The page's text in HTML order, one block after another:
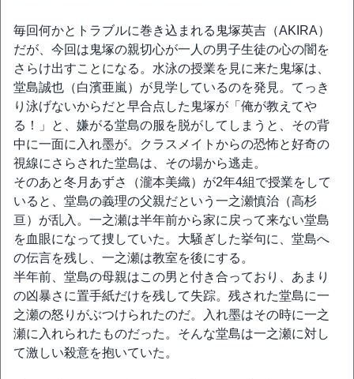
毎回何かとトラブルに巻き込まれる鬼塚英吉（AKIRA）
だが、今回は鬼塚の親切心が一人の男子生徒の心の闇を
さらけ出すことになる。水泳の授業を見に来た鬼塚は、
堂島誠也（白濱亜嵐）が見学しているのを発見。てっき
り泳げないからだと早合点した鬼塚が「俺が教えてや
る！」と、嫌がる堂島の服を脱がしてしまうと、その背
中に一面に入れ墨が。クラスメイトからの恐怖と好奇の
視線にさらされた堂島は、その場から逃走。
そのあと冬月あずさ（瀧本美織）が2年4組で授業をして
いると、堂島の義理の父親だという一之瀬慎治（高杉
亘）が乱入。一之瀬は半年前から家に戻って来ない堂島
を血眼になって捜していた。大騒ぎした挙句に、堂島へ
の伝言を残し、一之瀬は教室を後にする。
半年前、堂島の母親はこの男と付き合っており、あまり
の凶暴さに置手紙だけを残して失踪。残された堂島に一
之瀬の怒りがぶつけられたのだ。入れ墨はその時に一之
瀬に入れられたものだった。そんな堂島は一之瀬に対し
て激しい殺意を抱いていた。